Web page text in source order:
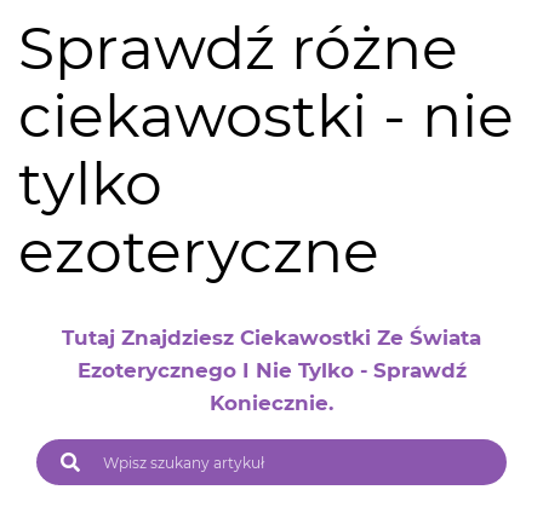
Sprawdź różne
ciekawostki - nie
tylko
ezoteryczne
Tutaj Znajdziesz Ciekawostki Ze Świata
Ezoterycznego I Nie Tylko - Sprawdź
Koniecznie.